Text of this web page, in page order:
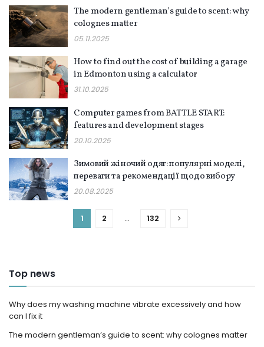
The modern gentleman’s guide to scent: why
colognes matter
05.11.2025
How to find out the cost of building a garage
in Edmonton using a calculator
31.10.2025
Computer games from BATTLE START:
features and development stages
20.10.2025
Зимовий жіночий одяг: популярні моделі,
переваги та рекомендації щодо вибору
20.08.2025
1 2 … 132
Top news
Why does my washing machine vibrate excessively and how
can I fix it
The modern gentleman’s guide to scent: why colognes matter